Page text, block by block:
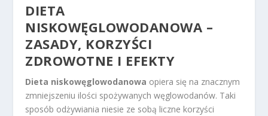
DIETA
NISKOWĘGLOWODANOWA –
ZASADY, KORZYŚCI
ZDROWOTNE I EFEKTY
Dieta niskowęglowodanowa opiera się na znacznym
zmniejszeniu ilości spożywanych węglowodanów. Taki
sposób odżywiania niesie ze sobą liczne korzyści